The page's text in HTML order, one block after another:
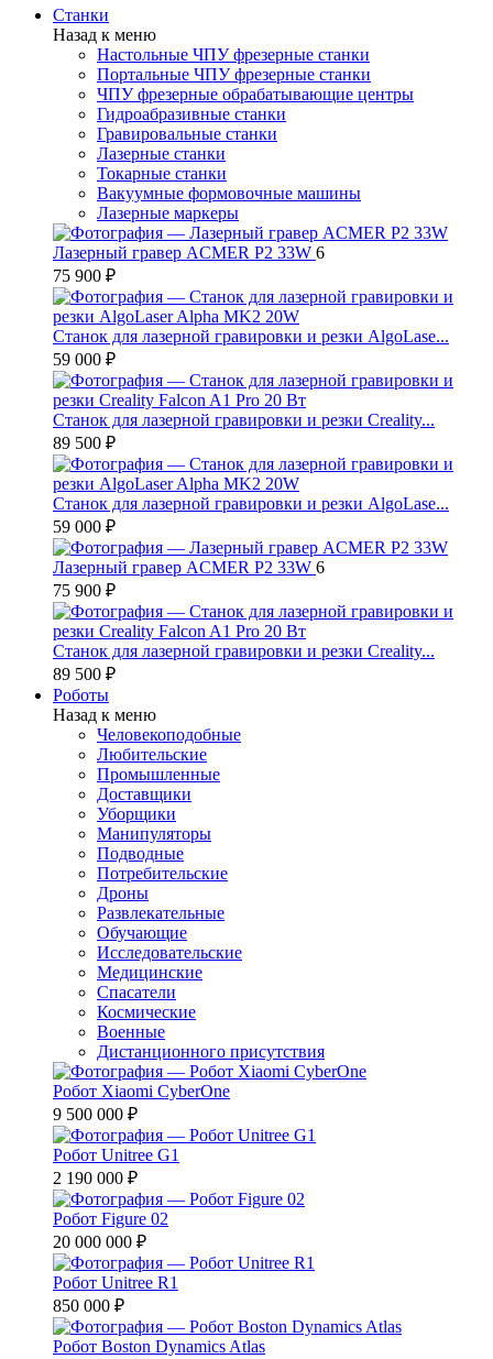
Станки
Назад к меню
Настольные ЧПУ фрезерные станки
Портальные ЧПУ фрезерные станки
ЧПУ фрезерные обрабатывающие центры
Гидроабразивные станки
Гравировальные станки
Лазерные станки
Токарные станки
Вакуумные формовочные машины
Лазерные маркеры
Лазерный гравер ACMER P2 33W 6
75 900 ₽
Станок для лазерной гравировки и резки AlgoLase...
59 000 ₽
Станок для лазерной гравировки и резки Creality...
89 500 ₽
Станок для лазерной гравировки и резки AlgoLase...
59 000 ₽
Лазерный гравер ACMER P2 33W 6
75 900 ₽
Станок для лазерной гравировки и резки Creality...
89 500 ₽
Роботы
Назад к меню
Человекоподобные
Любительские
Промышленные
Доставщики
Уборщики
Манипуляторы
Подводные
Потребительские
Дроны
Развлекательные
Обучающие
Исследовательские
Медицинские
Спасатели
Космические
Военные
Дистанционного присутствия
Робот Xiaomi CyberOne
9 500 000 ₽
Робот Unitree G1
2 190 000 ₽
Робот Figure 02
20 000 000 ₽
Робот Unitree R1
850 000 ₽
Робот Boston Dynamics Atlas